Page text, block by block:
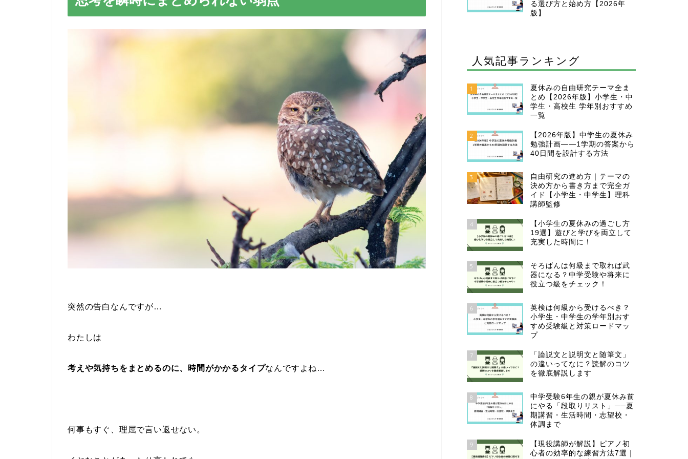
突然の告白なんですが…
わたしは
考えや気持ちをまとめるのに、時間がかかるタイプなんですよね…
何事もすぐ、理屈で言い返せない。
る選び方と始め方【2026年
版】
人気記事ランキング
1
夏休みの自由研究テーマ全ま
とめ【2026年版】小学生・中
学生・高校生 学年別おすすめ
一覧
2
【2026年版】中学生の夏休み
勉強計画——1学期の答案から
40日間を設計する方法
3
自由研究の進め方｜テーマの
決め方から書き方まで完全ガ
イド【小学生・中学生】理科
講師監修
4
【小学生の夏休みの過ごし方
19選】遊びと学びを両立して
充実した時間に！
5
そろばんは何級まで取れば武
器になる？中学受験や将来に
役立つ級をチェック！
6
英検は何級から受けるべき？
小学生・中学生の学年別おす
すめ受験級と対策ロードマッ
プ
7
「論説文と説明文と随筆文」
の違いってなに？読解のコツ
を徹底解説します
8
中学受験6年生の親が夏休み前
にやる「段取りリスト」──夏
期講習・生活時間・志望校・
体調まで
9
【現役講師が解説】ピアノ初
心者の効率的な練習方法7選｜